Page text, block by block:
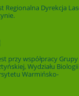
Regionalna Dyrekcja
.
przy współpracy Grupy
Wydziału
Warmińsko-